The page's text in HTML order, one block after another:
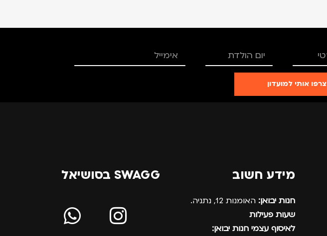
צרפו אותי למועדון
מידע חשוב
חנות יבואן: האומנות 12, נתניה.
שעות פעילות
לאיסוף עצמי חנות יבואן:
SWAGG בסושיאל